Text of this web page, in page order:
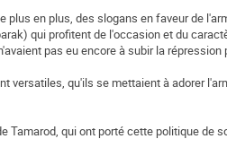
plus en plus, des slogans en faveur de
qui profitent de l'occasion et du
pas eu encore à subir la répression
versatiles, qu'ils se mettaient à adorer
qui ont porté cette politique de